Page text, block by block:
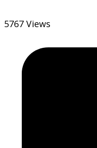
5767 Views